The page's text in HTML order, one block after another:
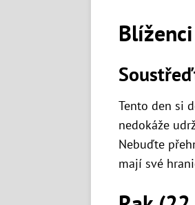
Tento den si
nedokáže
Nebuďte
mají své